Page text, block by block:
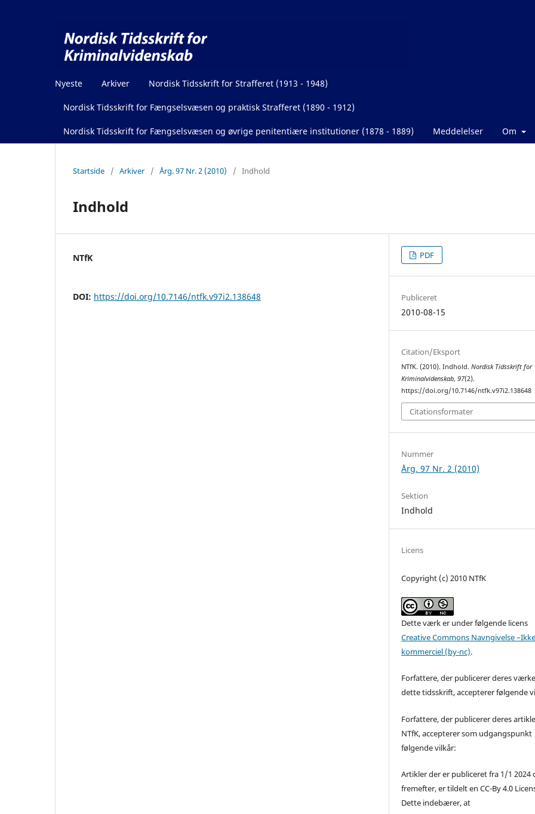
Nyeste Arkiver Nordisk Tidsskrift for Strafferet (1913 - 1948)
Nordisk Tidsskrift for Fængselsvæsen og praktisk Strafferet (1890 - 1912)
Nordisk Tidsskrift for Fængselsvæsen og øvrige penitentiære institutioner (1878 - 1889) Meddelelser Om
Startside / Arkiver / Årg. 97 Nr. 2 (2010) / Indhold
Indhold
NTfK
DOI: https://doi.org/10.7146/ntfk.v97i2.138648
PDF
Publiceret
2010-08-15
Citation/Eksport
NTfK. (2010). Indhold.Nordisk Tidsskrift for
Kriminalvidenskab,97(2).
https://doi.org/10.7146/ntfk.v97i2.138648
Citationsformater
Nummer
Årg. 97 Nr. 2 (2010)
Sektion
Indhold
Licens
Copyright (c) 2010 NTfK
Dette værk er under følgende licens
Creative Commons Navngivelse
kommerciel (by-nc).
Forfattere, der publicerer deres
dette tidsskrift, accepterer følgende
Forfattere, der publicerer deres
NTfK, accepterer som udgangspunkt
følgende vilkår:
Artikler der er publiceret fra 1/1 2024
fremefter, er tildelt en CC-By 4.0
Dette indebærer, at